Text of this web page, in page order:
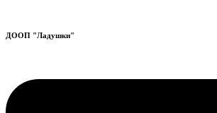
ДООП "Ладушки"